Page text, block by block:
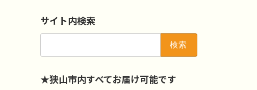
サイト内検索
★狭山市内すべてお届け可能です